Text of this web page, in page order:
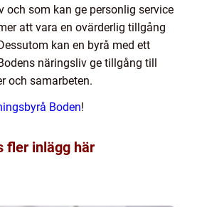
och som kan ge personlig service
att vara en ovärderlig tillgång
kan en byrå med ett
näringsliv ge tillgång till
och samarbeten.
Boden!
fler inlägg här